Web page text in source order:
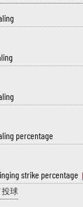
percentage
strike percentage
球